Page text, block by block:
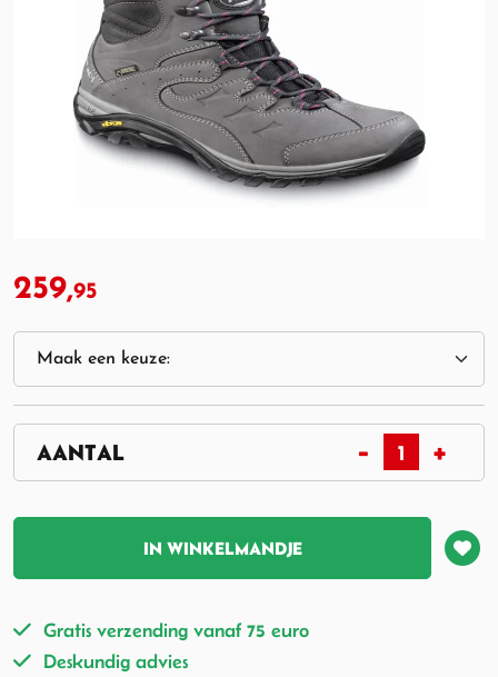
259,95
IN WINKELMANDJE
Gratis verzending vanaf 75 euro
Deskundig advies